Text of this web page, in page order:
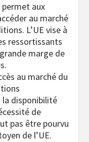
aux
au marché
L’UE vise à
ressortissants
marge de
au marché du
disponibilité
de
pas être pourvu
de l’UE.